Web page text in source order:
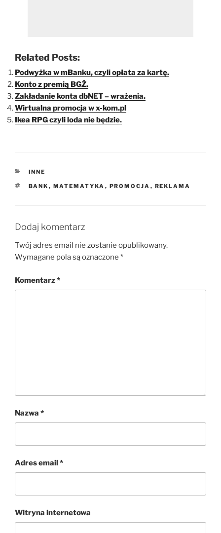
Related Posts:
Podwyżka w mBanku, czyli opłata za kartę.
Konto z premią BGŻ.
Zakładanie konta dbNET – wrażenia.
Wirtualna promocja w x-kom.pl
Ikea RPG czyli loda nie będzie.
KATEGORIE
INNE
TAGI
BANK , MATEMATYKA , PROMOCJA , REKLAMA
Dodaj komentarz
Twój adres email nie zostanie opublikowany.
Wymagane pola są oznaczone *
Komentarz*
Nazwa *
Adres email*
Witryna internetowa